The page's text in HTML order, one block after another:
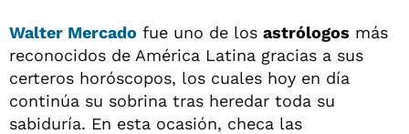
Walter Mercado fue uno de los astrólogos más
reconocidos de América Latina gracias a sus
certeros horóscopos, los cuales hoy en día
continúa su sobrina tras heredar toda su
sabiduría. En esta ocasión, checa las